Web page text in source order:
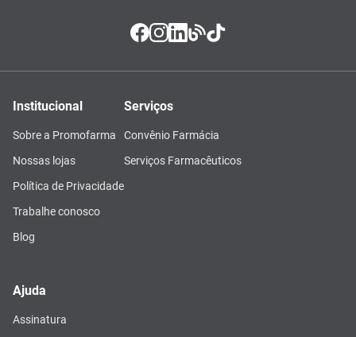
Institucional
Sobre a Promofarma
Nossas lojas
Política de Privacidade
Trabalhe conosco
Blog
Serviços
Convênio Farmácia
Serviços Farmacêuticos
Ajuda
Assinatura